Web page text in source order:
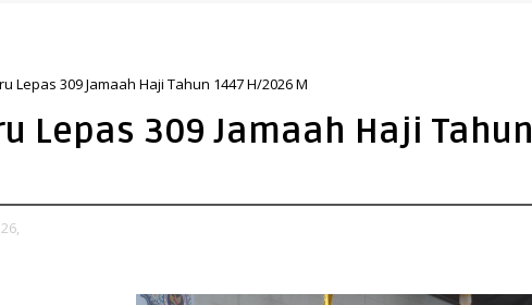
Nusron: Gunakan Sudut Pandang Masyarakat
Lepas 309 Jamaah Haji Tahun 1447 H/2026 M
Lepas 309 Jamaah Haji Tahun